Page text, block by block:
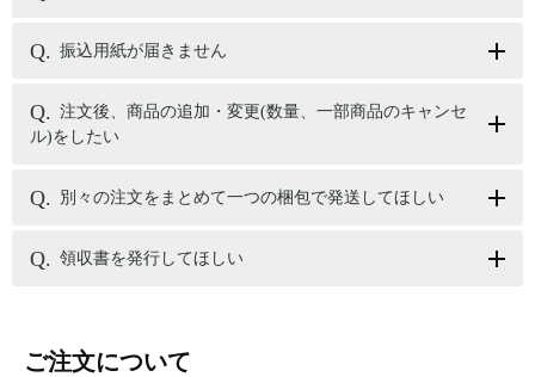
振込用紙が届きません
注文後、商品の追加・変更(数量、一部商品のキャンセ
ル)をしたい
別々の注文をまとめて一つの梱包で発送してほしい
領収書を発行してほしい
ご注文について